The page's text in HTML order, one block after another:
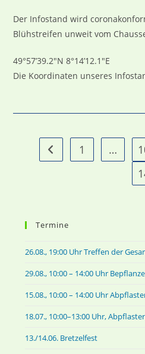
Der Infostand wird
Blühstreifen unweit vom
49°57’39.2″N 8°14’12.1″E
Die Koordinaten unseres
Gehe zur vorherigen
1 …
Termine
26.08., 19:00 Uhr Treffen der
29.08., 10:00 – 14:00 Uhr
15.08., 10:00 – 14:00 Uhr
18.07., 10:00–13:00 Uhr,
13./14.06. Bretzelfest